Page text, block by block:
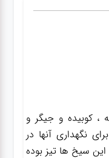
کوبیده و جیگر و
نگهداری آنها در
این سیخ ها تیز بوده